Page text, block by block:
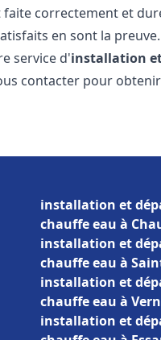
correctement et
en sont la
service d'installation
contacter pour
installation et
chauffe eau à
installation et
chauffe eau à
installation et
chauffe eau à
installation et